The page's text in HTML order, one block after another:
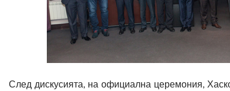
След дискусията, на официална церемония,